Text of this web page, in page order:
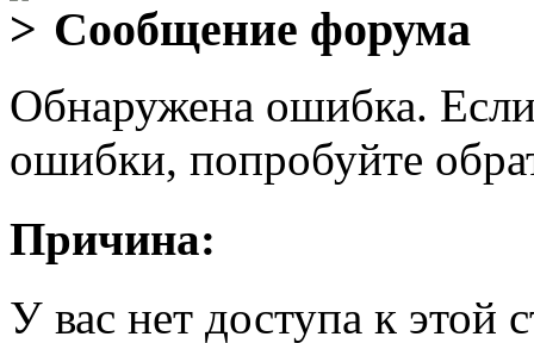
Сообщение форума
Обнаружена ошибка.
ошибки, попробуйте
Причина:
У вас нет доступа к